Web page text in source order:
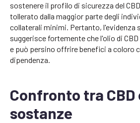
sostenere il profilo di sicurezza del
tollerato dalla maggior parte degli
collaterali minimi. Pertanto, l'evidenza
suggerisce fortemente che l'olio di
e può persino offrire benefici a coloro
dipendenza.
Confronto tra CBD
sostanze